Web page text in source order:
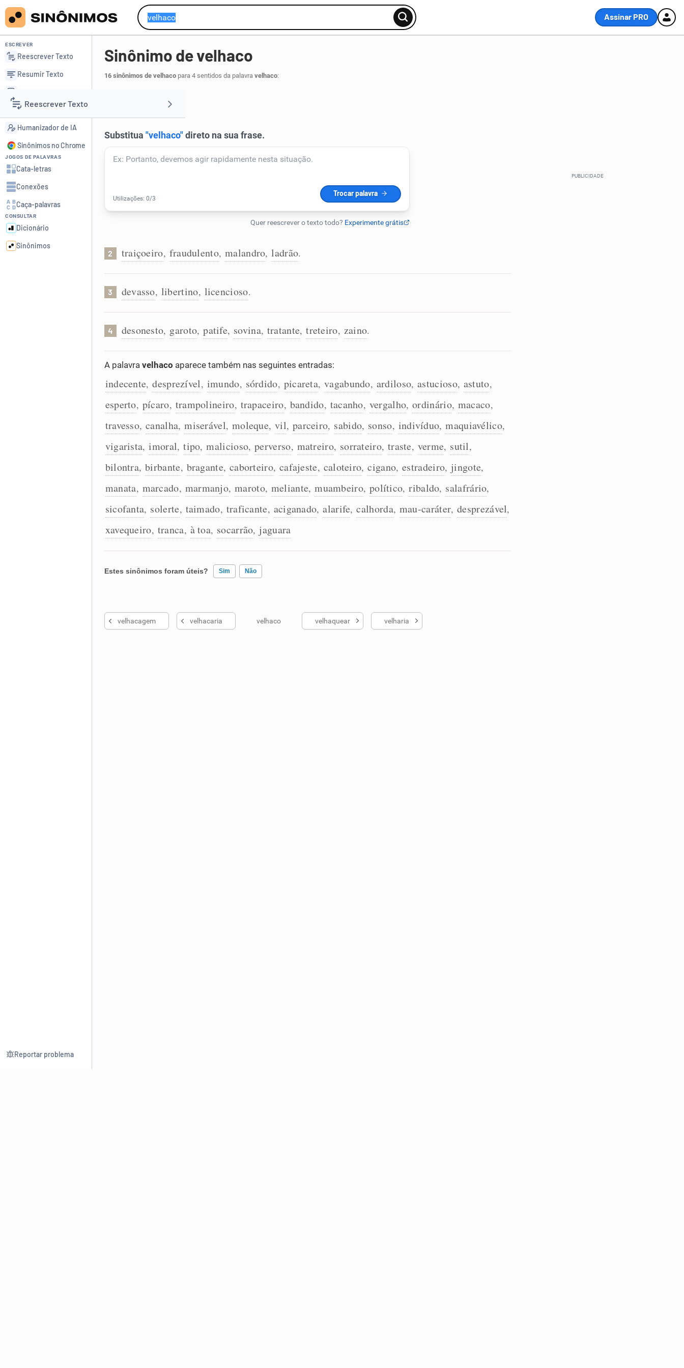
Assinar PRO
Reescrever Texto
Resumir Texto
Corrigir Texto
Detector de IA
Humanizador de IA
ESCREVER
Reescrever Texto
Resumir Texto
Detector de IA
Humanizador de IA
Sinônimos no Chrome
JOGOS DE PALAVRAS
Cata-letras
Conexões
Caça-palavras
CONSULTAR
Dicionário
Sinônimos
Reportar problema
Sinônimo de velhaco
16 sinônimos de velhacopara 4 sentidos da palavra velhaco:
sacana
2 traiçoeiro, fraudulento, malandro, ladrão.
3 devasso, libertino, licencioso.
4 desonesto, garoto, patife, sovina, tratante, treteiro, zaino.
A palavra velhaco aparece também nas seguintes entradas:
indecente, desprezível, imundo, sórdido, picareta, vagabundo, ardiloso, astucioso, astuto,
esperto, pícaro, trampolineiro, trapaceiro, bandido, tacanho, vergalho, ordinário, macaco,
travesso, canalha, miserável, moleque, vil, parceiro, sabido, sonso, indivíduo, maquiavélico,
vigarista, imoral, tipo, malicioso, perverso, matreiro, sorrateiro, traste, verme, sutil,
bilontra, birbante, bragante, caborteiro, cafajeste, caloteiro, cigano, estradeiro, jingote,
manata, marcado, marmanjo, maroto, meliante, muambeiro, político, ribaldo, salafrário,
sicofanta, solerte, taimado, traficante, aciganado, alarife, calhorda, mau-caráter, desprezável,
xavequeiro, tranca, à toa, socarrão, jaguara
Estes sinônimos foram úteis? Sim Não
Nenhum dos sinônimos apresentados me ajudou
velhacagem velhacaria velhaco velhaquear velharia